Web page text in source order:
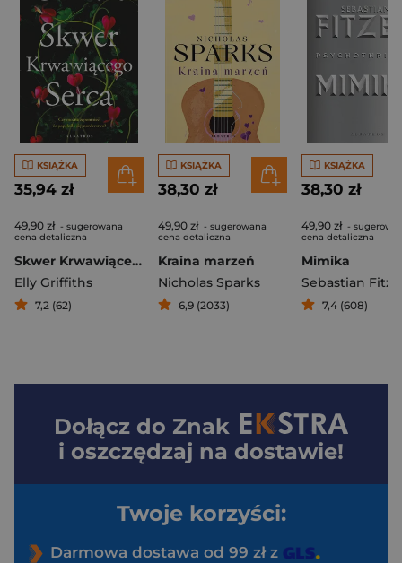
KSIĄŻKA
35,94 zł
49,90 zł - sugerowana
cena detaliczna
Skwer Krwawiącego Serca
Elly Griffiths
7,2 (62)
KSIĄŻKA
38,30 zł
49,90 zł - sugerowana
cena detaliczna
Kraina marzeń
Nicholas Sparks
6,9 (2033)
KSIĄŻKA
38,30 zł
49,90 zł -
cena detaliczna
Mimika
Sebastian
7,4 (608)
Dołącz do Znak
i oszczędzaj na dostawie!
Twoje korzyści:
Darmowa dostawa od 99 zł z